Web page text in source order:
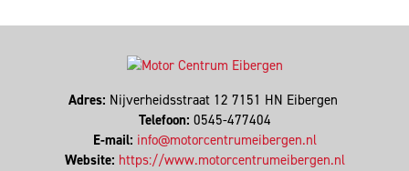
Adres: Nijverheidsstraat 12 7151 HN Eibergen
Telefoon: 0545-477404
E-mail: info@motorcentrumeibergen.nl
Website: https://www.motorcentrumeibergen.nl